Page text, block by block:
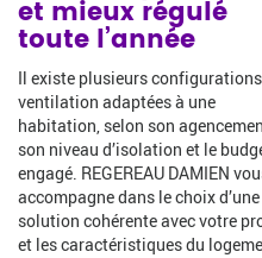
et mieux régulé
toute l’année
Il existe plusieurs
ventilation adaptées à une
habitation, selon son
son niveau d’isolation et le
engagé. REGEREAU DAMIEN
accompagne dans le choix d’une
solution cohérente avec votre
et les caractéristiques du